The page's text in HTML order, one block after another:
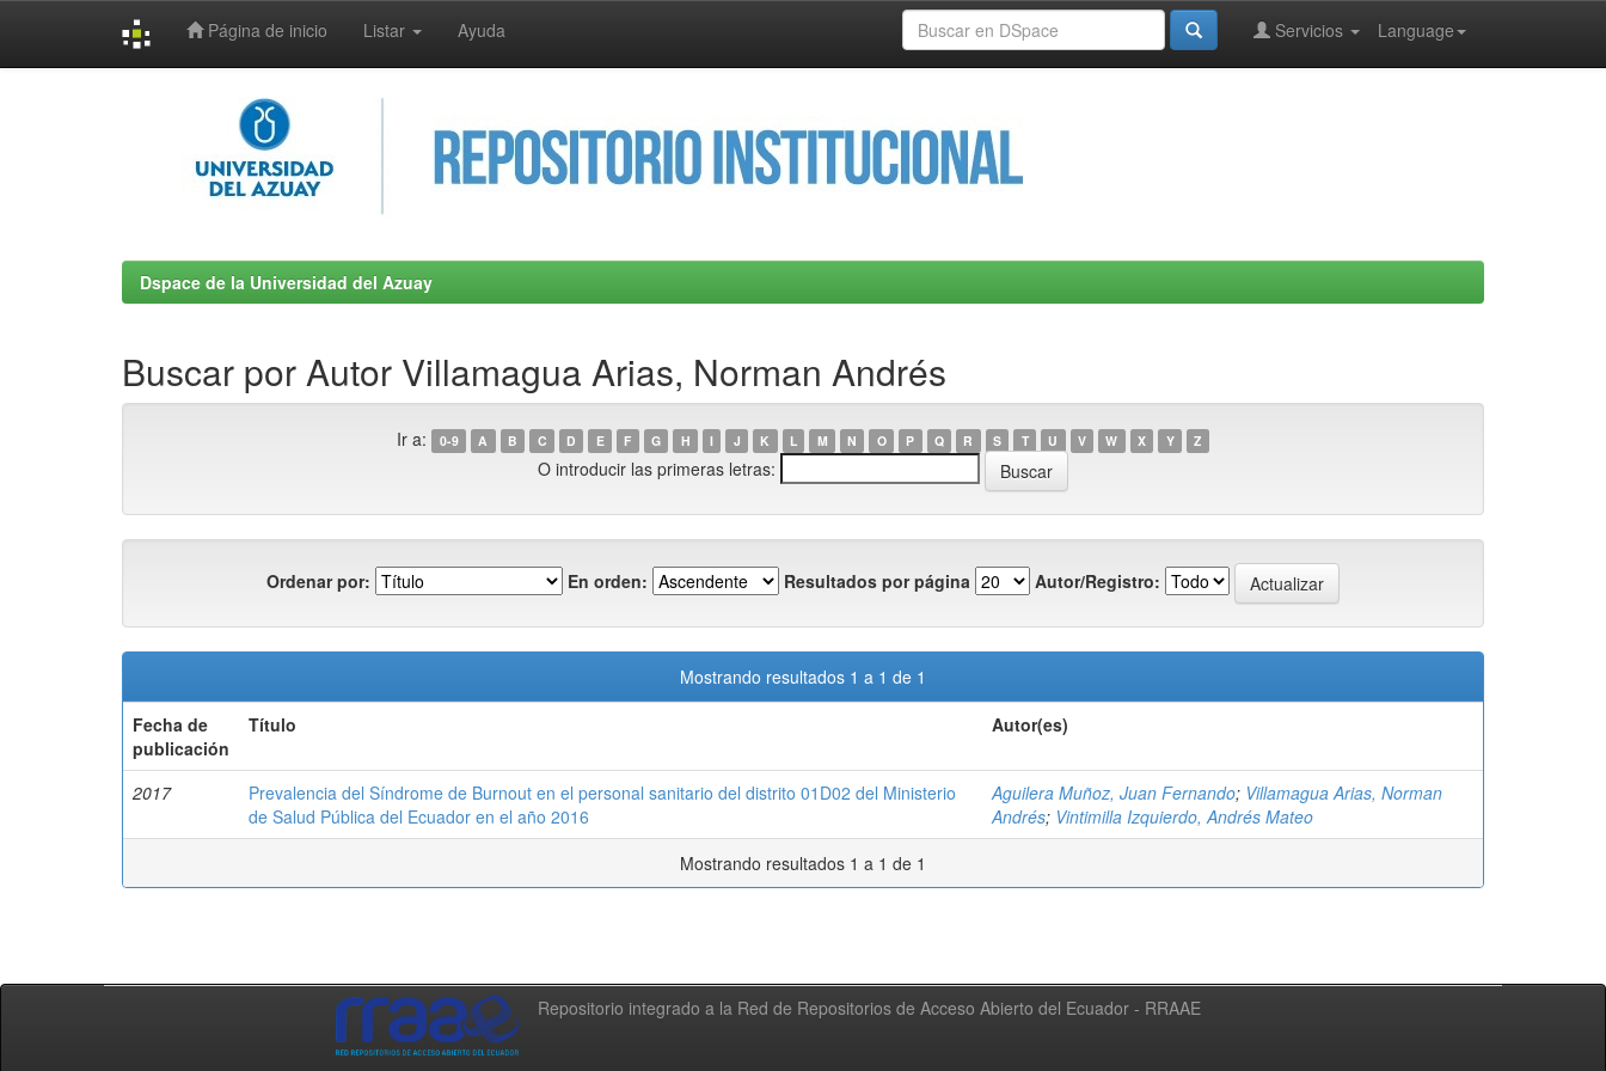
Página de inicio Listar Ayuda Language
Servicios
Dspace de la Universidad del Azuay
Buscar por Autor Villamagua Arias, Norman Andrés
Ir a: 0-9 A B C D E F G H I J K L M N O P Q R S T U V W X Y Z
O introducir las primeras letras:
Ordenar por: En orden: Resultados por página Autor/Registro:
Mostrando resultados 1 a 1 de 1
Fecha de
publicación
Título Autor(es)
2017
Prevalencia del Síndrome de Burnout en el personal sanitario del distrito 01D02 del Ministerio
de Salud Pública del Ecuador en el año 2016
Aguilera Muñoz, Juan Fernando; Villamagua Arias, Norman
Andrés; Vintimilla Izquierdo, Andrés Mateo
Mostrando resultados 1 a 1 de 1
Repositorio integrado a la Red de Repositorios de Acceso Abierto del Ecuador - RRAAE